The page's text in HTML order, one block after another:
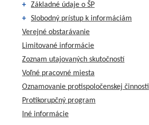
+
Základné údaje o ŠP
+
Slobodný prístup k informáciám
Verejné obstarávanie
Limitované informácie
Zoznam utajovaných skutočností
Voľné pracovné miesta
Oznamovanie protispoločenskej činnosti
Protikorupčný program
Iné informácie